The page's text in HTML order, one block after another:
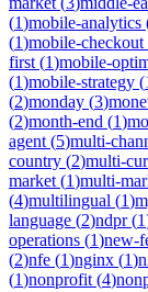
(1)mobile-analytics
(1)mobile-checkout
first (1)mobile-
(1)mobile-strategy (
(2)monday (3)
(2)month-end (1)
agent (5)multi-
country (2)multi-
market (1)multi-
(4)multilingual (1)
language (2)ndpr(1
operations (1)new-
(2)nfe (1)nginx (1)
(1)nonprofit (4)